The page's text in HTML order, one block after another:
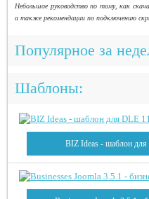
Небольшое руководство по тому, как
а также рекомендации по подключению
Популярное за
Шаблоны:
BIZ Ideas - шаблон для